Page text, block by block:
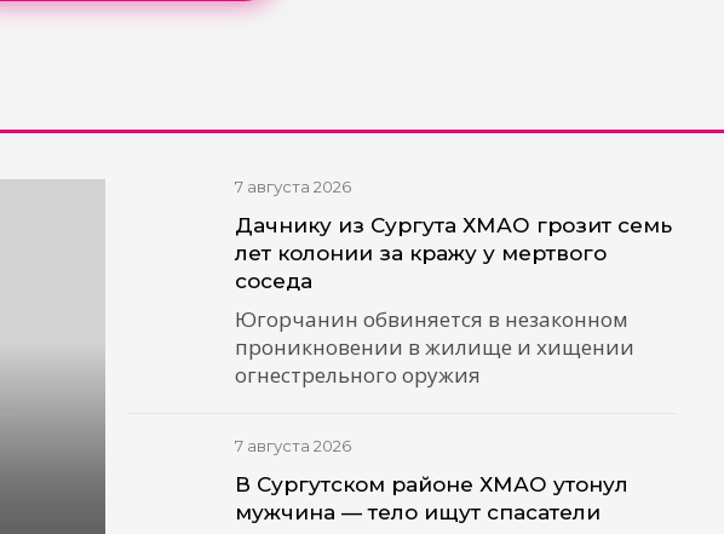
7 августа 2026
Дачнику из Сургута ХМАО грозит семь
лет колонии за кражу у мертвого
соседа
Югорчанин обвиняется в незаконном
проникновении в жилище и хищении
огнестрельного оружия
7 августа 2026
В Сургутском районе ХМАО утонул
мужчина — тело ищут спасатели